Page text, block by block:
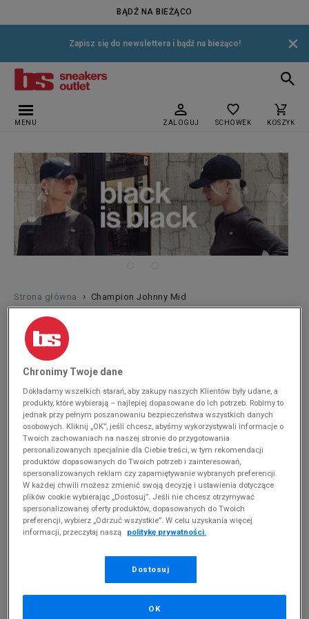
BĄDŹ NA BIEŻĄCO
Zapisz się do newslettera i bądź na bieżąco! ×
MENU ZALOGUJ SCHOWEK KOSZYK
Strona główna › Champion Johnny Mid
MĘSKIE CHAMPION JOHNNY MID
Produkty pochodzą z końcówek aktualnych
kolekcji, ubiegłych sezonów lub z ekspozycji.
Szczegóły.
Zmień treść wyszukiwanej frazy.
Spróbuj użyć mniejszej ilości filtrów (usuń mniej
istotne).
Powrót do sklepu
100 lat tradycji i stylu
w obowiązujące trendy, ale też gwarantują Ci maksimum
Chronimy Twoje dane
Dokładamy wszelkich starań, aby zakupy naszych Klientów były udane, a
produkty, które wybierają – najlepiej dopasowane do ich potrzeb. Robimy to
jednak przy pełnym poszanowaniu bezpieczeństwa wszystkich danych
osobowych. Kliknij „OK”, jeśli chcesz, abyśmy wykorzystywali informacje o
Twoich zachowaniach na naszej stronie do przygotowania
personalizowanych specjalnie dla Ciebie treści, w tym rekomendacji
produktów dopasowanych do Twoich potrzeb i zainteresowań,
spersonalizowanych reklam czy zapamiętywanie wybranych preferencji.
W każdej chwili możesz zmienić swoją decyzję i ustawienia dotyczące
plików cookie wybierając „Dostosuj”. Jeśli nie chcesz otrzymywać
spersonalizowanej oferty produktów, dopasowanych do Twoich
preferencji, wybierz „Odrzuć wszystkie”. W celu uzyskania więcej
informacji, przeczytaj naszą
politykę prywatności.
Dostosuj
OK